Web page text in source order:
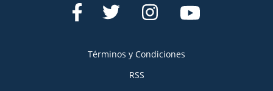
Términos y Condiciones
RSS